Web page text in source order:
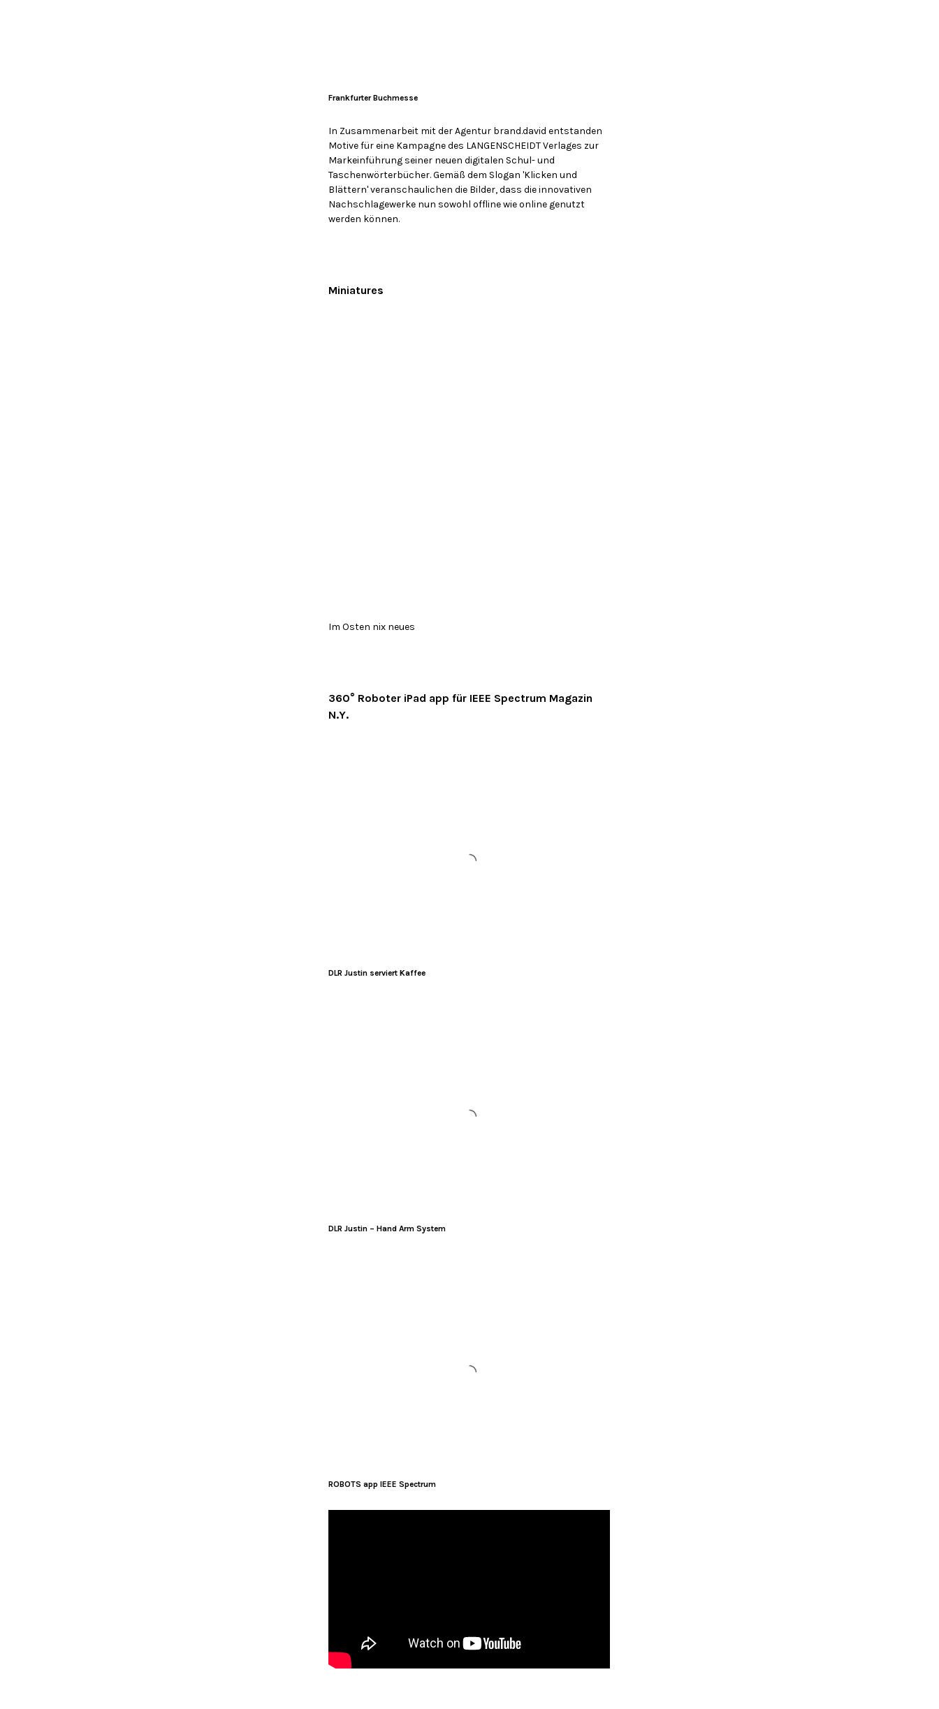
Frankfurter Buchmesse
In Zusammenarbeit mit der Agentur brand.david entstanden
Motive für eine Kampagne des LANGENSCHEIDT Verlages zur
Markeinführung seiner neuen digitalen Schul- und
Taschenwörterbücher. Gemäß dem Slogan 'Klicken und
Blättern' veranschaulichen die Bilder, dass die innovativen
Nachschlagewerke nun sowohl offline wie online genutzt
werden können.
Miniatures
Im Osten nix neues
360° Roboter iPad app für IEEE Spectrum Magazin
N.Y.
DLR Justin serviert Kaffee
DLR Justin – Hand Arm System
ROBOTS app IEEE Spectrum